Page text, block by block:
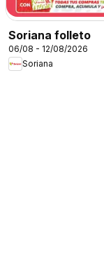
Soriana folleto
06/08 - 12/08/2026
Soriana